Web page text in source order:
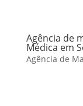
Agência de
Médica em
Agência de